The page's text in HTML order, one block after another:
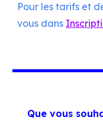
Pour les tarifs et
vous dans
Que vous